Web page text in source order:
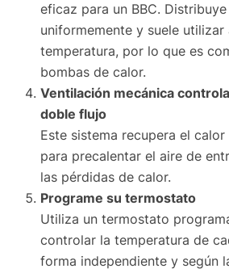
eficaz para un BBC.
uniformemente y suele utilizar
temperatura, por lo que es
bombas de calor.
Ventilación mecánica
doble flujo
Este sistema recupera el
para precalentar el aire de
las pérdidas de calor.
Programe su termostato
Utiliza un termostato
controlar la temperatura de
forma independiente y según